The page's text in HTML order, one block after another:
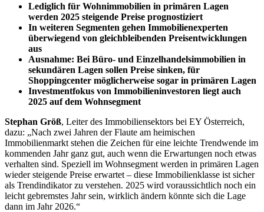
Lediglich für Wohnimmobilien in primären Lagen
werden 2025 steigende Preise prognostiziert
In weiteren Segmenten gehen Immobilienexperten
überwiegend von gleichbleibenden Preisentwicklungen
aus
Ausnahme: Bei Büro- und Einzelhandelsimmobilien in
sekundären Lagen sollen Preise sinken, für
Shoppingcenter möglicherweise sogar in primären Lagen
Investmentfokus von Immobilieninvestoren liegt auch
2025 auf dem Wohnsegment
Stephan Größ, Leiter des Immobiliensektors bei EY Österreich,
dazu: „Nach zwei Jahren der Flaute am heimischen
Immobilienmarkt stehen die Zeichen für eine leichte Trendwende im
kommenden Jahr ganz gut, auch wenn die Erwartungen noch etwas
verhalten sind. Speziell im Wohnsegment werden in primären Lagen
wieder steigende Preise erwartet – diese Immobilienklasse ist sicher
als Trendindikator zu verstehen. 2025 wird voraussichtlich noch ein
leicht gebremstes Jahr sein, wirklich ändern könnte sich die Lage
dann im Jahr 2026.“